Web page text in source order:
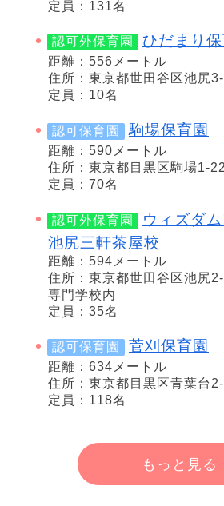
定員：131名
認可外保育園 ひだまり
距離：556メートル
住所：東京都世田谷区池尻
定員：10名
認可保育園 駒場保育園
距離：590メートル
住所：東京都目黒区駒場1-
定員：70名
認可外保育園
ウィズダ
池尻三軒茶屋校
距離：594メートル
住所：東京都世田谷区池尻
専門学校内
定員：35名
認可保育園 菅刈保育園
距離：634メートル
住所：東京都目黒区青葉台
定員：118名
もっと見る